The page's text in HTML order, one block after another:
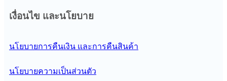
เงื่อนไข และนโยบาย
นโยบายการคืนเงิน และการคืนสินค้า
นโยบายความเป็นส่วนตัว